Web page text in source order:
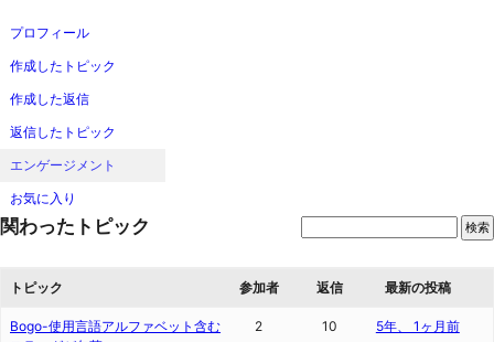
ッ
プ
プロフィール
作成したトピック
作成した返信
返信したトピック
エンゲージメント
お気に入り
関わったトピック
トピック 参加者 返信 最新の投稿
Bogo-使用言語アルファベット含む
2 10 5年、 1ヶ月前